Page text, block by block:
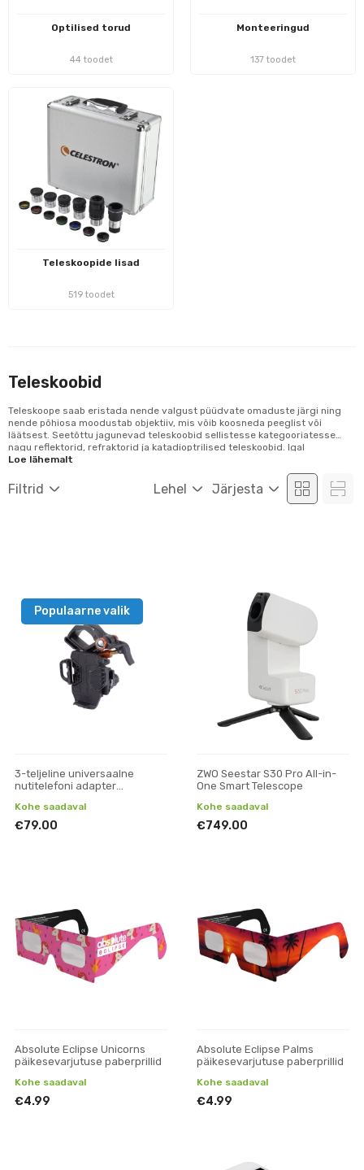
Optilised torud
44 toodet
Monteeringud
137 toodet
Teleskoopide lisad
519 toodet
Teleskoobid
Filtrid Lehel Järjesta
Teleskoope saab eristada nende valgust püüdvate omaduste järgi ning
nende põhiosa moodustab objektiiv, mis võib koosneda peeglist või
läätsest. Seetõttu jagunevad teleskoobid sellistesse kategooriatesse
nagu reflektorid, refraktorid ja katadioptrilised teleskoobid. Igal
kategoorial on oma omadused. Refraktorid on läätsega teleskoobid,
reflektoritel on kaks peeglit ja katadioptrilistel teleskoopidel on nii peeglid
kui ka läätsed. Osa teleskoope sobib rohkem loodusvaatluseks, osa
planeetide ja gal...
Loe lähemalt
Populaarne valik
3-teljeline universaalne
nutitelefoni adapter
Kohe saadaval
€79.00
ZWO Seestar S30 Pro All-in-
One Smart Telescope
Kohe saadaval
€749.00
Absolute Eclipse Unicorns
päikesevarjutuse paberprillid
Kohe saadaval
€4.99
Absolute Eclipse Palms
päikesevarjutuse paberprillid
Kohe saadaval
€4.99